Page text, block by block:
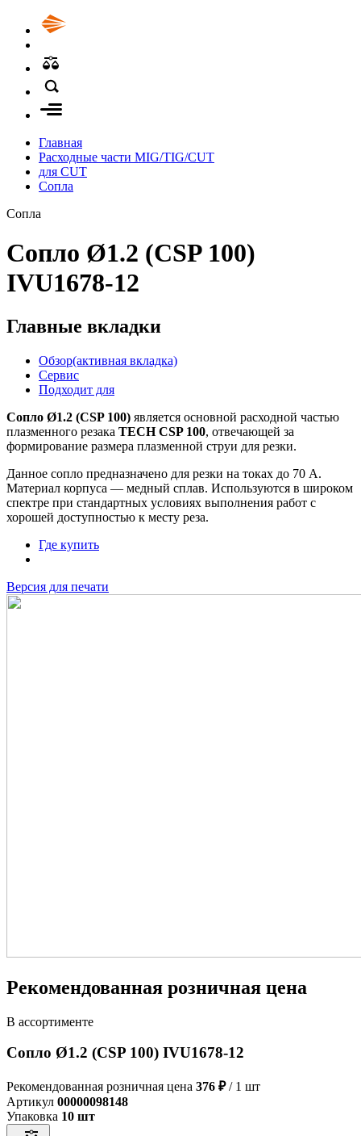
Главная
Расходные части MIG/TIG/CUT
для CUT
Сопла
Сопла
Сопло Ø1.2 (CSP 100)
IVU1678-12
Главные вкладки
Обзор(активная вкладка)
Сервис
Подходит для
Сопло Ø1.2 (CSP 100) является основной расходной частью
плазменного резака TECH CSP 100, отвечающей за
формирование размера плазменной струи для резки.
Данное сопло предназначено для резки на токах до 70 А.
Материал корпуса — медный сплав. Используются в широком
спектре при стандартных условиях выполнения работ с
хорошей доступностью к месту реза.
Где купить
Версия для печати
Рекомендованная розничная цена
В ассортименте
Сопло Ø1.2 (CSP 100) IVU1678-12
Рекомендованная розничная цена 376 ₽/ 1 шт
Артикул 00000098148
Упаковка 10 шт